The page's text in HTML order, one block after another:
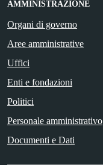
AMMINISTRAZIONE
Organi di governo
Aree amministrative
Uffici
Enti e fondazioni
Politici
Personale amministrativo
Documenti e Dati